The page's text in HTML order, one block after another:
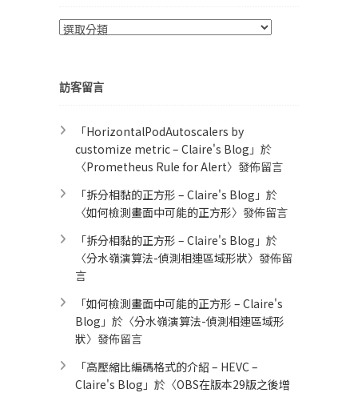
分
訪客留言
「HorizontalPodAutoscalers by
customize metric – Claire's Blog 」於
〈Prometheus Rule for Alert​〉發佈留言
「拆分相黏的正方形 – Claire's Blog 」於
〈如何檢測畫面中可能的正方形〉發佈留言
「拆分相黏的正方形 – Claire's Blog 」於
〈分水嶺演算法-偵測相連區域形狀〉發佈留
言
「如何檢測畫面中可能的正方形 – Claire's
Blog 」於〈分水嶺演算法-偵測相連區域形
狀〉發佈留言
「高壓縮比編碼格式的介紹 – HEVC –
Claire's Blog 」於〈OBS在版本29版之後增